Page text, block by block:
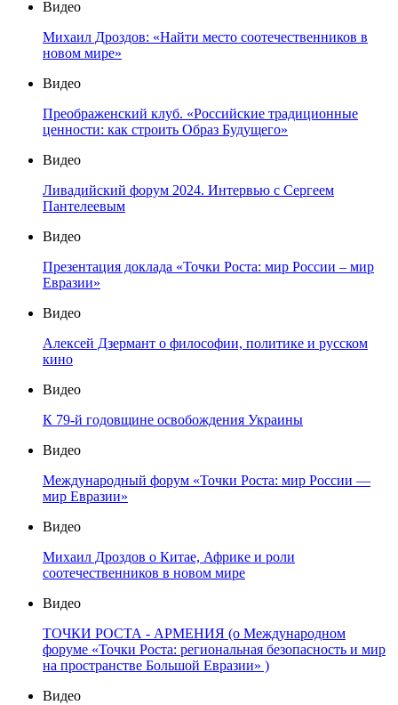
Видео
Михаил Дроздов: «Найти место соотечественников в
новом мире»
Видео
Преображенский клуб. «Российские традиционные
ценности: как строить Образ Будущего»
Видео
Ливадийский форум 2024. Интервью с Сергеем
Пантелеевым
Видео
Презентация доклада «Точки Роста: мир России – мир
Евразии»
Видео
Алексей Дзермант о философии, политике и русском
кино
Видео
К 79-й годовщине освобождения Украины
Видео
Международный форум «Точки Роста: мир России —
мир Евразии»
Видео
Михаил Дроздов о Китае, Африке и роли
соотечественников в новом мире
Видео
ТОЧКИ РОСТА - АРМЕНИЯ (о Международном
форуме «Точки Роста: региональная безопасность и мир
на пространстве Большой Евразии» )
Видео